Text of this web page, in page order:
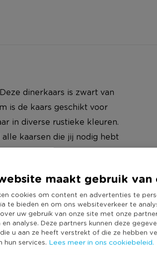
maakt gebruik van
cookies om content en advertenties te
te bieden en om ons websiteverkeer te
uw gebruik van onze site met onze
analyse. Deze partners kunnen deze
u aan ze heeft verstrekt of die ze hebben
hun services. Lees meer in ons cookiebeleid.
dinerkaars is zwart van
is de kaars geschikt voor
in diverse rustieke kleuren.
kaarsen die jij nodig hebt